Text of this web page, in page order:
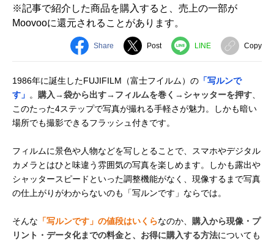
※記事で紹介した商品を購入すると、売上の一部が
Moovooに還元されることがあります。
Share Post LINE Copy
1986年に誕生したFUJIFILM（富士フイルム）の 「写ルンで
す」 。 購入→袋から出す→フィルムを巻く→シャッターを押す
このたった4ステップで写真が撮れる手軽さが魅力。しかも暗い
場所でも撮影できるフラッシュ付きです。
フィルムに景色や人物などを写しとることで、スマホやデジタル
カメラとはひと味違う雰囲気の写真を楽しめます。しかも露出や
シャッタースピードといった調整機能がなく、現像するまで写真
の仕上がりがわからないのも「写ルンです」ならでは。
そんな 「写ルンです」の値段はいくらなのか、
購入から現像・プ
リント・データ化までの料金と、お得に購入する方法についても